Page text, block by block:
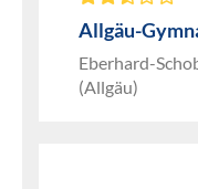
Allgäu-
Eberhard-
(Allgäu)